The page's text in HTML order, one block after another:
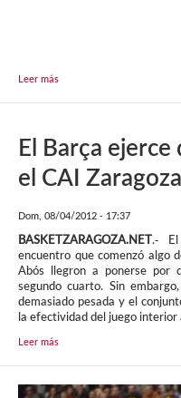
Leer más
El Barça
el CAI
Dom, 08/04/2012 - 17:37
BASKETZARAGOZA.NET.- El
encuentro que comenzó algo
Abós llegron a ponerse por
segundo cuarto. Sin
demasiado pesada y el
la efectividad del juego interior
Leer más